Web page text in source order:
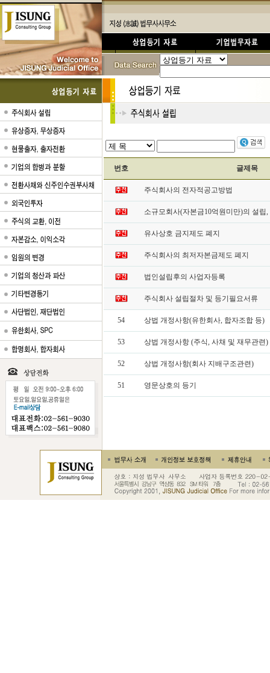
번호 글제목
주식회사의 전자적공고방법
소규모회사(자본금10억원미만)의 설립
유사상호 금지제도 폐지
주식회사의 최저자본금제도 폐지
법인설립후의 사업자등록
주식회사 설립절차 및 등기필요서류
54 상법 개정사항(유한회사, 합자조합 등)
53 상법 개정사항 (주식, 사채 및 재무관련)
52 상법 개정사항(회사 지배구조관련)
51 영문상호의 등기